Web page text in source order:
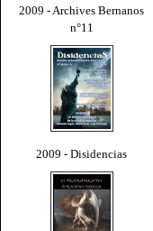
2009 - Archives Bernanos
n°11
2009 - Disidencias